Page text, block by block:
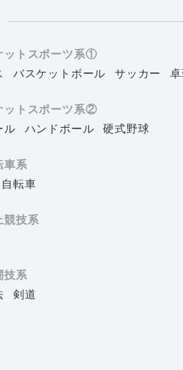
ットスポーツ系①
バスケットボール サッカー
ットスポーツ系②
ル
ハンドボール 硬式野球
車系
自転車
競技系
技系
剣道